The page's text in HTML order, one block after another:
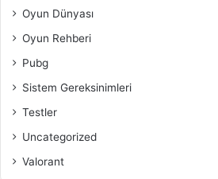
Oyun Dünyası
Oyun Rehberi
Pubg
Sistem Gereksinimleri
Testler
Uncategorized
Valorant